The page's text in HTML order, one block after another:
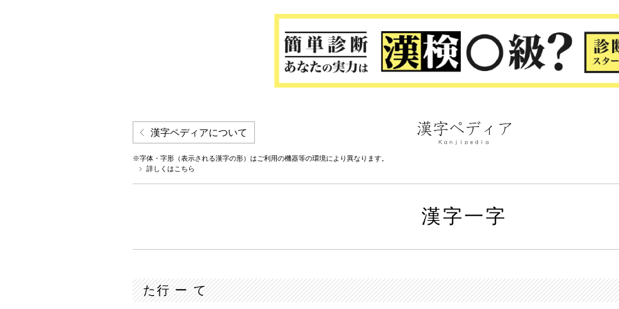
漢字ペディアについて
※字体・字形（表示される漢字の形）はご利用の機器等の環境により異なります。
詳しくはこちら
漢字一字
た行 ー て